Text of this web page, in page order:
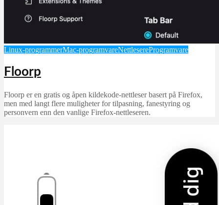
Linux-programmerMac-programvareNettlesereProgramvare
Floorp
Floorp er en gratis og åpen kildekode-nettleser basert på Firefox,
men med langt flere muligheter for tilpasning, fanestyring og
personvern enn den vanlige Firefox-nettleseren.